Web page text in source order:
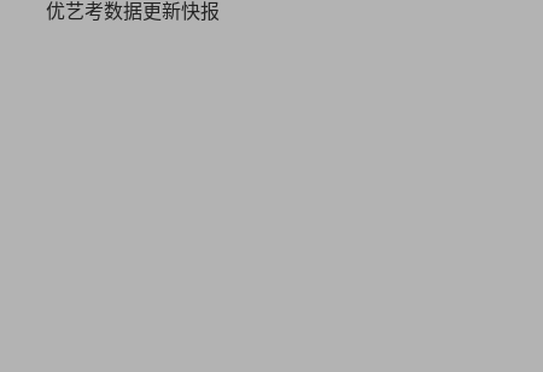
优艺考数据更新快报